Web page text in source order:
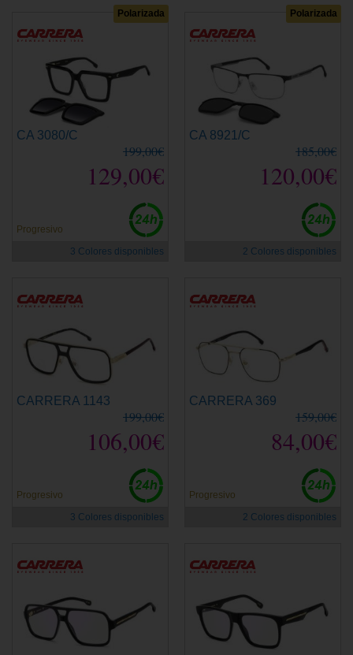
Polarizada
CA 3080/C
199,00€
129,00€
Progresivo
3 Colores disponibles
Polarizada
CA 8921/C
185,00€
120,00€
2 Colores disponibles
CARRERA 1143
199,00€
106,00€
Progresivo
3 Colores disponibles
CARRERA 369
159,00€
84,00€
Progresivo
2 Colores disponibles